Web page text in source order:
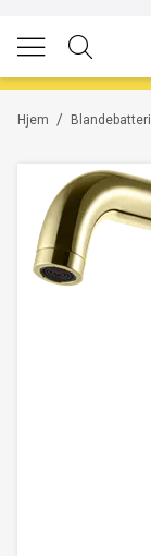
/
Hjem Blandebatteri